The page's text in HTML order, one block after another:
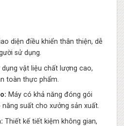
diện điều khiển thân thiện, dễ
sử dụng.
dụng vật liệu chất lượng cao,
toàn thực phẩm.
Máy có khả năng đóng gói
suất cho xưởng sản xuất.
Thiết kế tiết kiệm không gian,